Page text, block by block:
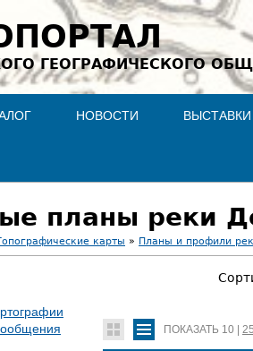
Jump to navigation
ГЕОГРАФИЧЕСКОГО
НОВОСТИ ВЫСТАВКИ
планы реки
карты » Планы и профили
ПОКАЗАТЬ 10